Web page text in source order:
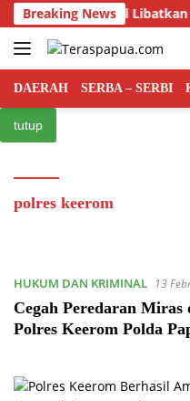
Langsung
ke
konten
Breaking News
Pusat Bakal Libatkan
DAERAH SERBA – SERBI
tutup
polres keerom
HUKUM DAN KRIMINAL 13
Cegah Peredaran Miras
Polres Keerom Polda